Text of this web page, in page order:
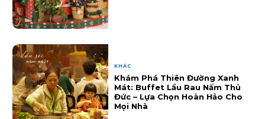
KHÁC
Khám Phá Thiên Đường Xanh
Mát: Buffet Lẩu Rau Nấm Thủ
Đức – Lựa Chọn Hoàn Hảo Cho
Mọi Nhà